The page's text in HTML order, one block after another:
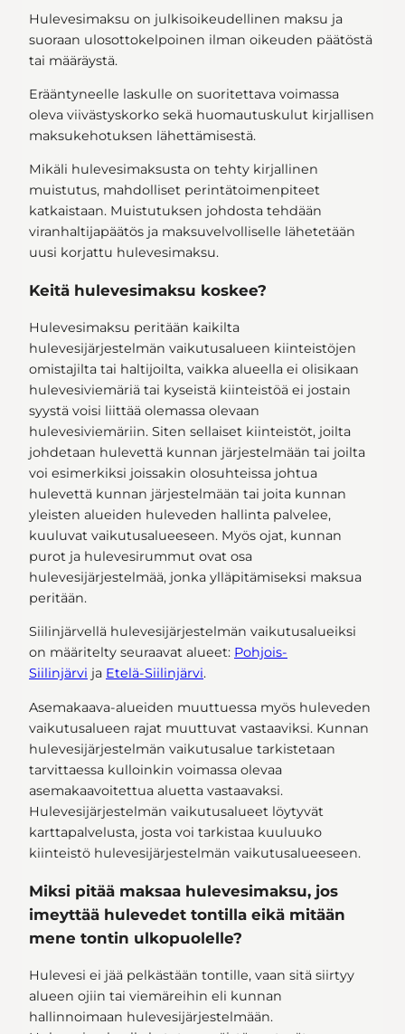
Hulevesimaksu on julkisoikeudellinen maksu ja
suoraan ulosottokelpoinen ilman oikeuden päätöstä
tai määräystä.
Erääntyneelle laskulle on suoritettava voimassa
oleva viivästyskorko sekä huomautuskulut kirjallisen
maksukehotuksen lähettämisestä.
Mikäli hulevesimaksusta on tehty kirjallinen
muistutus, mahdolliset perintätoimenpiteet
katkaistaan. Muistutuksen johdosta tehdään
viranhaltijapäätös ja maksuvelvolliselle lähetetään
uusi korjattu hulevesimaksu.
Keitä hulevesimaksu koskee?
Hulevesimaksu peritään kaikilta
hulevesijärjestelmän vaikutusalueen kiinteistöjen
omistajilta tai haltijoilta, vaikka alueella ei olisikaan
hulevesiviemäriä tai kyseistä kiinteistöä ei jostain
syystä voisi liittää olemassa olevaan
hulevesiviemäriin. Siten sellaiset kiinteistöt, joilta
johdetaan hulevettä kunnan järjestelmään tai joilta
voi esimerkiksi joissakin olosuhteissa johtua
hulevettä kunnan järjestelmään tai joita kunnan
yleisten alueiden huleveden hallinta palvelee,
kuuluvat vaikutusalueeseen. Myös ojat, kunnan
purot ja hulevesirummut ovat osa
hulevesijärjestelmää, jonka ylläpitämiseksi maksua
peritään.
Siilinjärvellä hulevesijärjestelmän vaikutusalueiksi
on määritelty seuraavat alueet: Pohjois-
Siilinjärvi ja Etelä-Siilinjärvi.
Asemakaava-alueiden muuttuessa myös huleveden
vaikutusalueen rajat muuttuvat vastaaviksi. Kunnan
hulevesijärjestelmän vaikutusalue tarkistetaan
tarvittaessa kulloinkin voimassa olevaa
asemakaavoitettua aluetta vastaavaksi.
Hulevesijärjestelmän vaikutusalueet löytyvät
karttapalvelusta, josta voi tarkistaa kuuluuko
kiinteistö hulevesijärjestelmän vaikutusalueeseen.
Miksi pitää maksaa hulevesimaksu, jos
imeyttää hulevedet tontilla eikä mitään
mene tontin ulkopuolelle?
Hulevesi ei jää pelkästään tontille, vaan sitä siirtyy
alueen ojiin tai viemäreihin eli kunnan
hallinnoimaan hulevesijärjestelmään.